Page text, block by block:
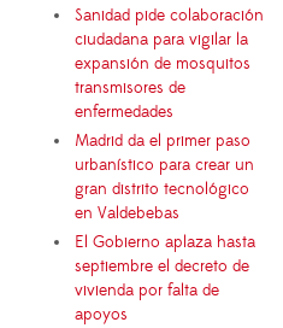
Sanidad pide colaboración
ciudadana para vigilar la
expansión de mosquitos
transmisores de
enfermedades
Madrid da el primer paso
urbanístico para crear un
gran distrito tecnológico
en Valdebebas
El Gobierno aplaza hasta
septiembre el decreto de
vivienda por falta de
apoyos